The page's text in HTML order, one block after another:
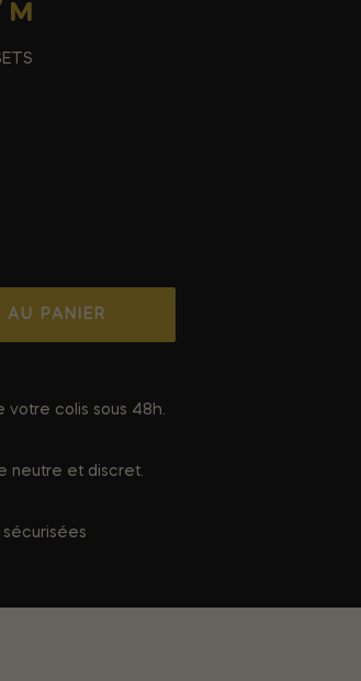
M
PANIER
votre colis sous 48h.
neutre et discret.
sécurisées